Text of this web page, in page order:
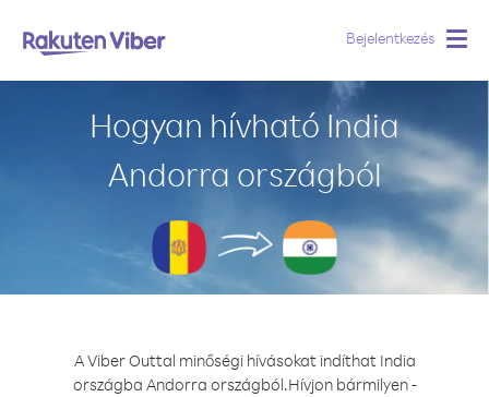
Bejelentkezés
Hogyan hívható India
Andorra országból
A Viber Outtal minőségi hívásokat indíthat India
országba Andorra országból.Hívjon bármilyen -